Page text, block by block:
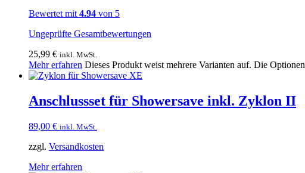
Bewertet mit 4.94 von 5
Ungeprüfte Gesamtbewertungen
25,99 € inkl. MwSt.
Mehr erfahren Dieses Produkt weist mehrere Varianten auf. Die
Anschlussset für Showersave inkl. Zyklon II
89,00 € inkl. MwSt.
zzgl. Versandkosten
Mehr erfahren